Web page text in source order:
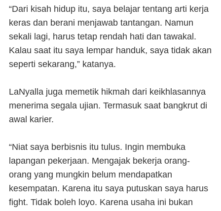
“Dari kisah hidup itu, saya belajar tentang arti kerja
keras dan berani menjawab tantangan. Namun
sekali lagi, harus tetap rendah hati dan tawakal.
Kalau saat itu saya lempar handuk, saya tidak akan
seperti sekarang,” katanya.
LaNyalla juga memetik hikmah dari keikhlasannya
menerima segala ujian. Termasuk saat bangkrut di
awal karier.
“Niat saya berbisnis itu tulus. Ingin membuka
lapangan pekerjaan. Mengajak bekerja orang-
orang yang mungkin belum mendapatkan
kesempatan. Karena itu saya putuskan saya harus
fight. Tidak boleh loyo. Karena usaha ini bukan